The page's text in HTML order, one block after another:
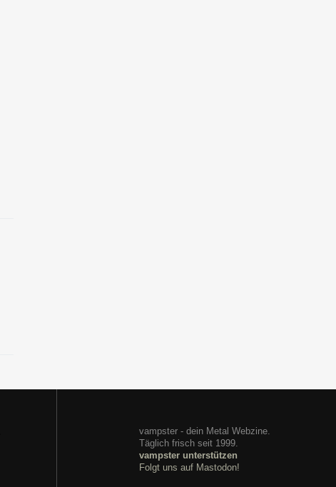
vampster - dein Metal Webzine.
Täglich frisch seit 1999.
vampster unterstützen
Folgt uns auf Mastodon!